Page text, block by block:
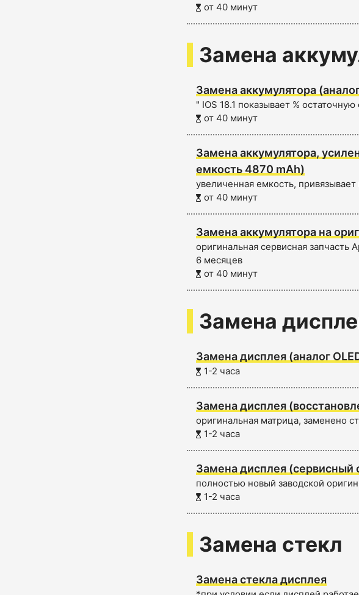
от 40 минут
Замена
Замена аккумулятора
" IOS 18.1 показывает %
от 40 минут
Замена аккумулятора,
емкость 4870 mAh)
увеличенная емкость,
от 40 минут
Замена аккумулятора на
оригинальная сервисная запчасть
6 месяцев
от 40 минут
Замена
Замена дисплея (аналог
1-2 часа
Замена дисплея
оригинальная матрица, заменено
1-2 часа
Замена дисплея (сервисный
полностью новый заводской
1-2 часа
Замена стекл
Замена стекла дисплея